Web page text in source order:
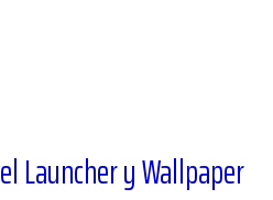
Launcher y Wallpaper